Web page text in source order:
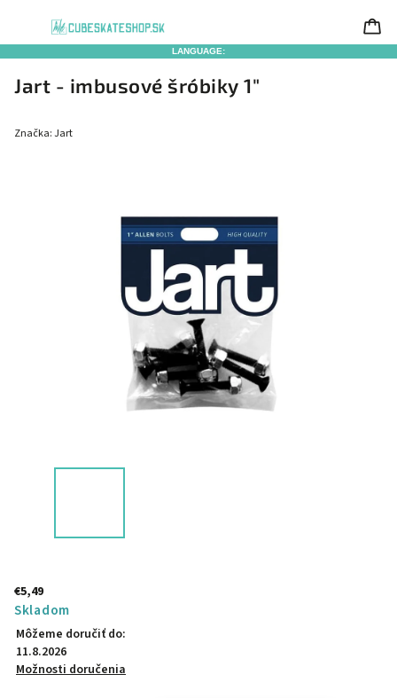
LANGUAGE:
Jart - imbusové šróbiky 1"
Značka:Jart
€5,49
Skladom
Môžeme doručiť do:
11.8.2026
Možnosti doručenia